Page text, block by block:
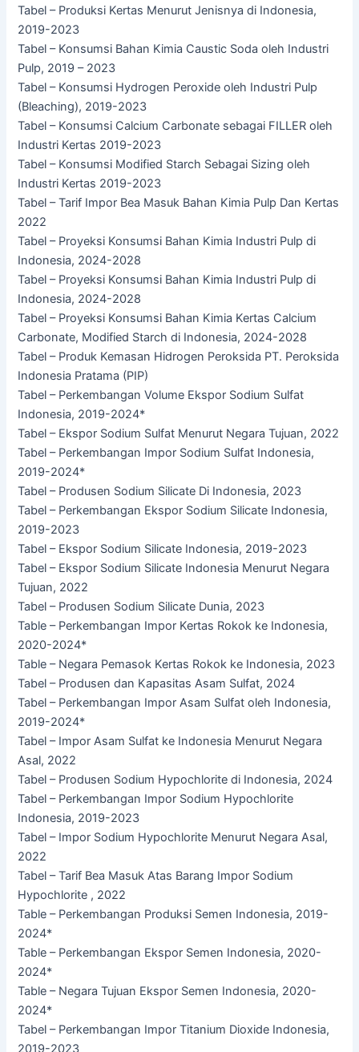
Tabel – Produksi Kertas Menurut Jenisnya di Indonesia,
2019-2023
Tabel – Konsumsi Bahan Kimia Caustic Soda oleh Industri
Pulp, 2019 – 2023
Tabel – Konsumsi Hydrogen Peroxide oleh Industri Pulp
(Bleaching), 2019-2023
Tabel – Konsumsi Calcium Carbonate sebagai FILLER oleh
Industri Kertas 2019-2023
Tabel – Konsumsi Modified Starch Sebagai Sizing oleh
Industri Kertas 2019-2023
Tabel – Tarif Impor Bea Masuk Bahan Kimia Pulp Dan Kertas
2022
Tabel – Proyeksi Konsumsi Bahan Kimia Industri Pulp di
Indonesia, 2024-2028
Tabel – Proyeksi Konsumsi Bahan Kimia Industri Pulp di
Indonesia, 2024-2028
Tabel – Proyeksi Konsumsi Bahan Kimia Kertas Calcium
Carbonate, Modified Starch di Indonesia, 2024-2028
Tabel – Produk Kemasan Hidrogen Peroksida PT. Peroksida
Indonesia Pratama (PIP)
Tabel – Perkembangan Volume Ekspor Sodium Sulfat
Indonesia, 2019-2024*
Tabel – Ekspor Sodium Sulfat Menurut Negara Tujuan, 2022
Tabel – Perkembangan Impor Sodium Sulfat Indonesia,
2019-2024*
Tabel – Produsen Sodium Silicate Di Indonesia, 2023
Tabel – Perkembangan Ekspor Sodium Silicate Indonesia,
2019-2023
Tabel – Ekspor Sodium Silicate Indonesia, 2019-2023
Tabel – Ekspor Sodium Silicate Indonesia Menurut Negara
Tujuan, 2022
Tabel – Produsen Sodium Silicate Dunia, 2023
Table – Perkembangan Impor Kertas Rokok ke Indonesia,
2020-2024*
Table – Negara Pemasok Kertas Rokok ke Indonesia, 2023
Tabel – Produsen dan Kapasitas Asam Sulfat, 2024
Tabel – Perkembangan Impor Asam Sulfat oleh Indonesia,
2019-2024*
Tabel – Impor Asam Sulfat ke Indonesia Menurut Negara
Asal, 2022
Tabel – Produsen Sodium Hypochlorite di Indonesia, 2024
Tabel – Perkembangan Impor Sodium Hypochlorite
Indonesia, 2019-2023
Tabel – Impor Sodium Hypochlorite Menurut Negara Asal,
2022
Tabel – Tarif Bea Masuk Atas Barang Impor Sodium
Hypochlorite , 2022
Table – Perkembangan Produksi Semen Indonesia, 2019-
2024*
Table – Perkembangan Ekspor Semen Indonesia, 2020-
2024*
Table – Negara Tujuan Ekspor Semen Indonesia, 2020-
2024*
Tabel – Perkembangan Impor Titanium Dioxide Indonesia,
2019-2023